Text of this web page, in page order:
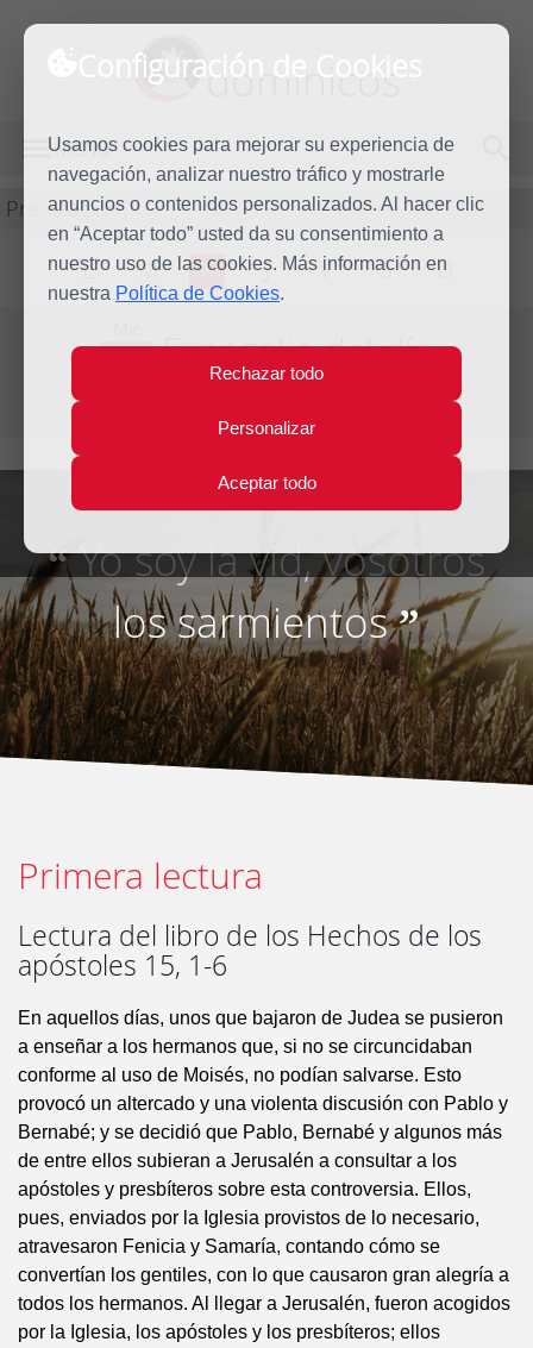
Configuración de Cookies
Usamos cookies para mejorar su experiencia de
navegación, analizar nuestro tráfico y mostrarle
anuncios o contenidos personalizados. Al hacer clic
en “Aceptar todo” usted da su consentimiento a
nuestro uso de las cookies. Más información en
nuestra Política de Cookies.
Rechazar todo
Personalizar
Aceptar todo
dominicos
MENÚ
Predicación
L M X J V S D
13 Evangelio del día
“Yo soy la vid, vosotros
los sarmientos”
Primera lectura
Lectura del libro de los Hechos de los
apóstoles 15, 1-6
En aquellos días, unos que bajaron de Judea se pusieron
a enseñar a los hermanos que, si no se circuncidaban
conforme al uso de Moisés, no podían salvarse. Esto
provocó un altercado y una violenta discusión con Pablo y
Bernabé; y se decidió que Pablo, Bernabé y algunos más
de entre ellos subieran a Jerusalén a consultar a los
apóstoles y presbíteros sobre esta controversia. Ellos,
pues, enviados por la Iglesia provistos de lo necesario,
atravesaron Fenicia y Samaría, contando cómo se
convertían los gentiles, con lo que causaron gran alegría a
todos los hermanos. Al llegar a Jerusalén, fueron acogidos
por la Iglesia, los apóstoles y los presbíteros; ellos